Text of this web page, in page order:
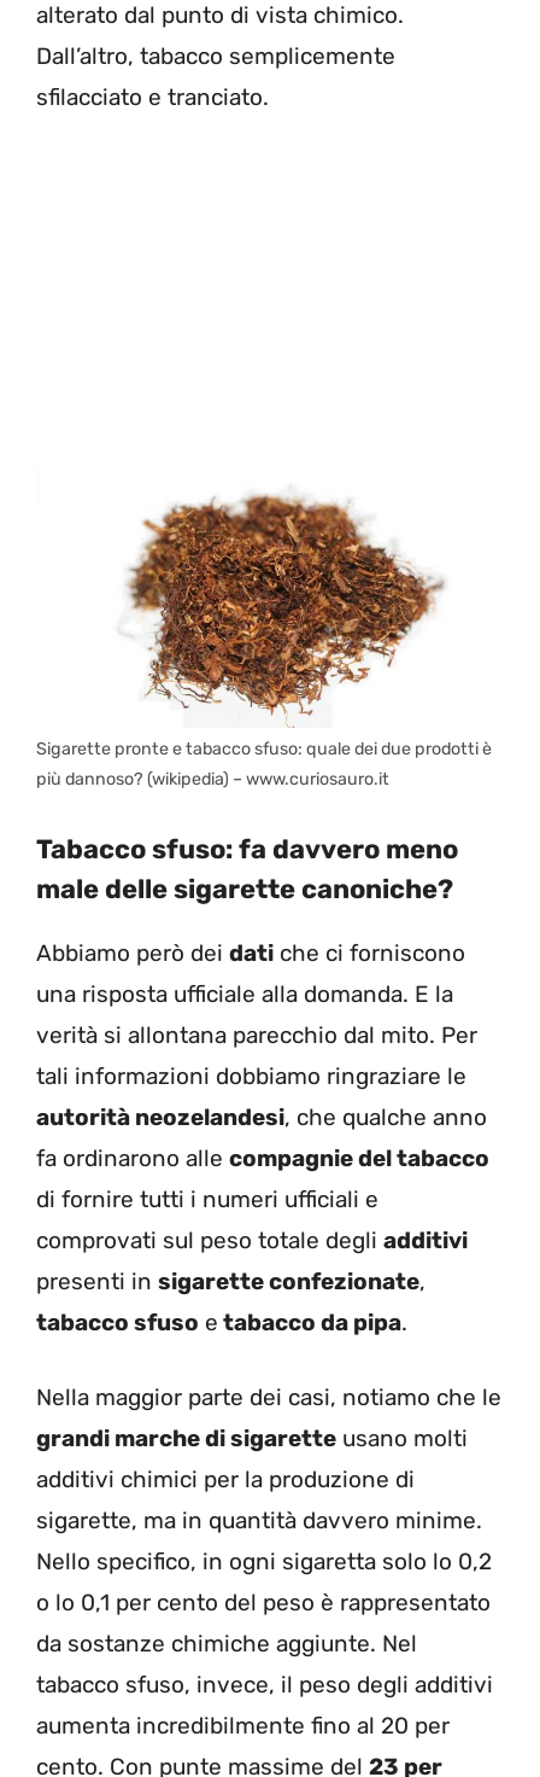
alterato dal punto di vista chimico.
Dall’altro, tabacco semplicemente
sfilacciato e tranciato.
Sigarette pronte e tabacco sfuso: quale dei due prodotti è
più dannoso? (wikipedia) – www.curiosauro.it
Tabacco sfuso: fa davvero meno
male delle sigarette canoniche?
Abbiamo però dei dati che ci forniscono
una risposta ufficiale alla domanda. E la
verità si allontana parecchio dal mito. Per
tali informazioni dobbiamo ringraziare le
autorità neozelandesi, che qualche anno
fa ordinarono alle compagnie del tabacco
di fornire tutti i numeri ufficiali e
comprovati sul peso totale degli additivi
presenti in sigarette confezionate,
tabacco sfuso e tabacco da pipa.
Nella maggior parte dei casi, notiamo che le
grandi marche di sigarette usano molti
additivi chimici per la produzione di
sigarette, ma in quantità davvero minime.
Nello specifico, in ogni sigaretta solo lo 0,2
o lo 0,1 per cento del peso è rappresentato
da sostanze chimiche aggiunte. Nel
tabacco sfuso, invece, il peso degli additivi
aumenta incredibilmente fino al 20 per
cento. Con punte massime del 23 per